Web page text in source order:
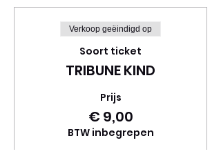
Verkoop geëindigd op
Soort ticket
TRIBUNE KIND
Prijs
€ 9,00
BTW inbegrepen